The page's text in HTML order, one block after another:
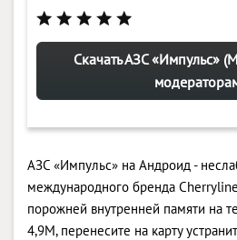
Скачать АЗС «Импульс»
АЗС «Импульс» на Андроид -
международного бренда
порожней внутренней памяти на
4,9M, перенесите на карту